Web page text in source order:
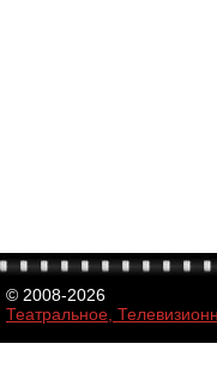
© 2008-2026
Театральное,